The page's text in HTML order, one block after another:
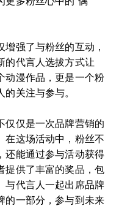
强了与粉丝的互动，
的代言人选拔方式让
动漫作品，更是一个粉
关注与参与。
仅仅是一次品牌营销的
在这场活动中，粉丝不
还能通过参与活动获得
提供了丰富的奖品，包
与代言人一起出席品牌
的一部分，参与到未来